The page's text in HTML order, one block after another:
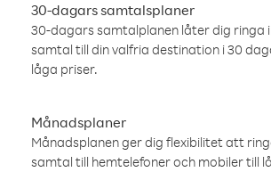
30-dagars samtalsplaner
30-dagars samtalplanen låter dig ringa
samtal till din valfria destination i 30
låga priser.
Månadsplaner
Månadsplanen ger dig flexibilitet att
samtal till hemtelefoner och mobiler till